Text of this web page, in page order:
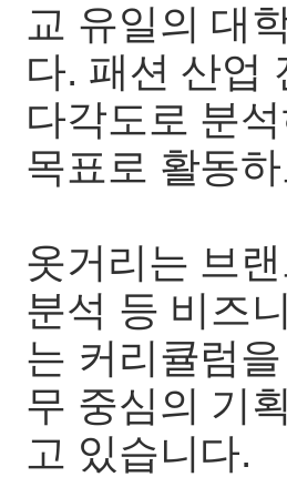
교 유일의 대
다. 패션 산업
다각도로 분
목표로 활동
옷거리는 브
분석 등 비즈
는 커리큘럼
무 중심의 기
고 있습니다.